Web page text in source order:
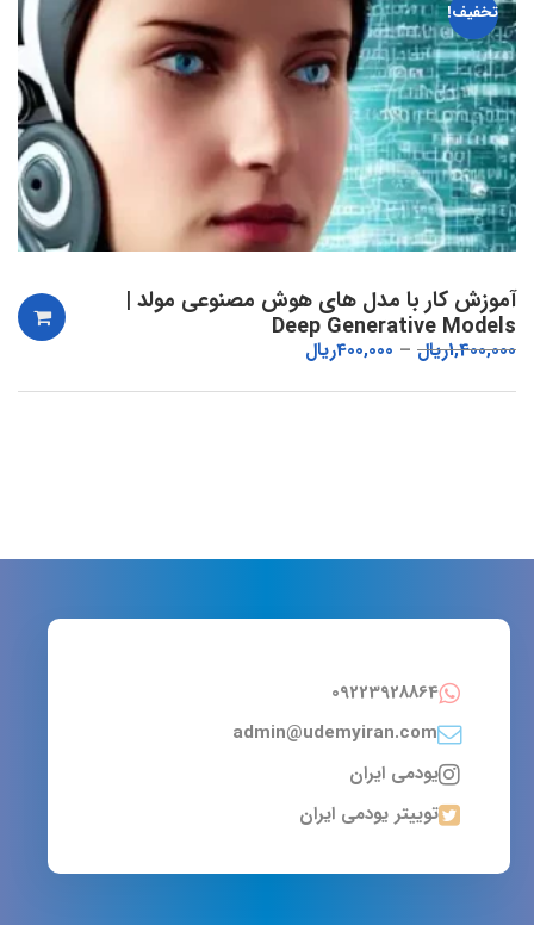
تخفیف!
آموزش کار با مدل های هوش مصنوعی مولد |
Deep Generative Models
1,400,000ریال 400,000ریال
09223928864
admin@udemyiran.com
یودمی ایران
توییتر یودمی ایران